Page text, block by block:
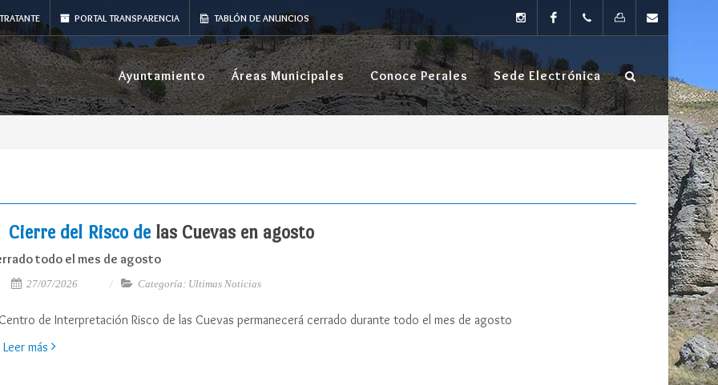
PORTAL TRANSPARENCIA TABLÓN DE ANUNCIOS
instagram
874 80 91 874
Ayuntamiento Áreas Municipales Conoce Perales Sede Electrónica
Cierre del Risco de las Cuevas en agosto
todo el mes de agosto
27/07/2026 Categoría: Ultimas Noticias
de Interpretación Risco de las Cuevas permanecerá cerrado durante todo el mes de agosto
Leer más